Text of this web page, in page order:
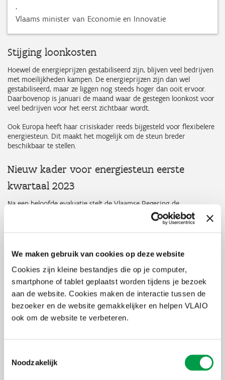
We maken gebruik van cookies op deze website
Cookies zijn kleine bestandjes die op je computer,
smartphone of tablet geplaatst worden tijdens je bezoek
aan de website. Cookies maken de interactie tussen de
bezoeker en de website gemakkelijker en helpen VLAIO
ook om de website te verbeteren.
Noodzakelijk
,
Vlaams minister van Economie en Innovatie
Stijging loonkosten
Hoewel de energieprijzen gestabiliseerd zijn, blijven veel bedrijven
met moeilijkheden kampen. De energieprijzen zijn dan wel
gestabiliseerd, maar ze liggen nog steeds hoger dan ooit ervoor.
Daarbovenop is januari de maand waar de gestegen loonkost voor
veel bedrijven voor het eerst zichtbaar wordt.
Ook Europa heeft haar crisiskader reeds bijgesteld voor flexibelere
energiesteun. Dit maakt het mogelijk om de steun breder
beschikbaar te stellen.
Nieuw kader voor energiesteun eerste
kwartaal 2023
Na een beloofde evaluatie stelt de Vlaamse Regering de
voorwaarden bij in een nieuw kader voor het eerste kwartaal van
uitgaven voor elektriciteit en aardgas in haar Vlaamse
vestigingen in 2021 komt in aanmerking.
Enkel prijsstijgingen in elektriciteit en aardgas die meer dan
50% hoger liggen dan de prijzen van 2021 kunnen gesubsidieerd
worden.
De onderneming moet daarnaast in het eerste kwartaal van
2023 een daling van haar brutowinst (EBITDA) van minstens
50% kennen.